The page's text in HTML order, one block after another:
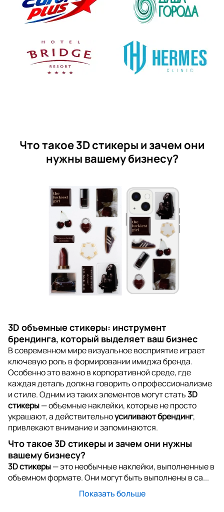
Что такое 3D стикеры и зачем они
нужны вашему бизнесу?
3D объемные стикеры: инструмент
брендинга, который выделяет ваш бизнес
В современном мире визуальное восприятие играет
ключевую роль в формировании имиджа бренда.
Особенно это важно в корпоративной среде, где
каждая деталь должна говорить о профессионализме
и стиле. Одним из таких элементов могут стать3D
стикеры— объемные наклейки, которые не просто
украшают, а действительноусиливают брендинг,
привлекают внимание и запоминаются.
Что такое 3D стикеры и зачем они нужны
вашему бизнесу?
3D стикеры— это необычные наклейки, выполненные в
объемном формате. Они могут быть выполнены в са...
Показать больше